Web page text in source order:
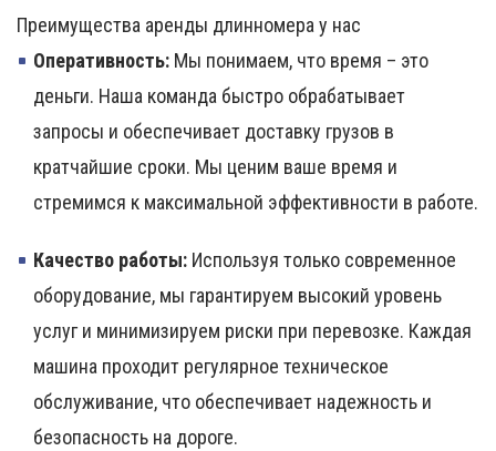
Преимущества аренды длинномера у нас
Оперативность: Мы понимаем, что время – это
деньги. Наша команда быстро обрабатывает
запросы и обеспечивает доставку грузов в
кратчайшие сроки. Мы ценим ваше время и
стремимся к максимальной эффективности в работе.
Качество работы: Используя только современное
оборудование, мы гарантируем высокий уровень
услуг и минимизируем риски при перевозке. Каждая
машина проходит регулярное техническое
обслуживание, что обеспечивает надежность и
безопасность на дороге.